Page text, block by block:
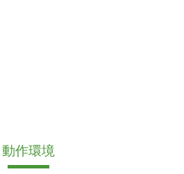
動作環境